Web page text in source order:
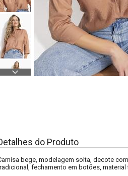
do Produto
bege, modelagem solta, decote
fechamento em botões,